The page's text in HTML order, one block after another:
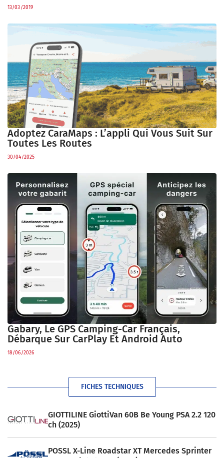
13/03/2019
Adoptez CaraMaps : L’appli Qui Vous Suit Sur
Toutes Les Routes
30/04/2025
Gabary, Le GPS Camping-Car Français,
Débarque Sur CarPlay Et Android Auto
18/06/2026
FICHES TECHNIQUES
GIOTTILINE GiottiVan 60B Be Young PSA 2.2 120
ch (2025)
POSSL X-Line Roadstar XT Mercedes Sprinter